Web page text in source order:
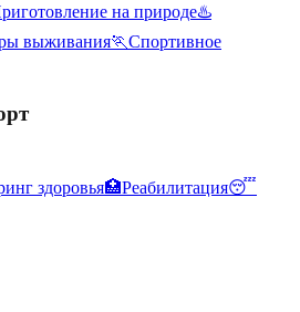
на природе♨️
выживания🏃Спортивное
здоровья🏥Реабилитация😴